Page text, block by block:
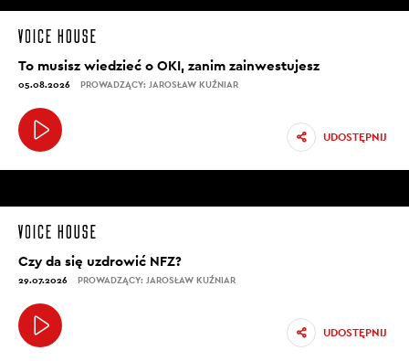
To musisz wiedzieć o OKI, zanim zainwestujesz
05.08.2026 PROWADZĄCY: JAROSŁAW KUŹNIAR
UDOSTĘPNIJ
Czy da się uzdrowić NFZ?
29.07.2026 PROWADZĄCY: JAROSŁAW KUŹNIAR
UDOSTĘPNIJ